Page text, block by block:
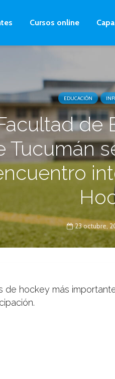
Cursos online
EDUCACIÓN
de
Tucumán
23 octubre,
de hockey más